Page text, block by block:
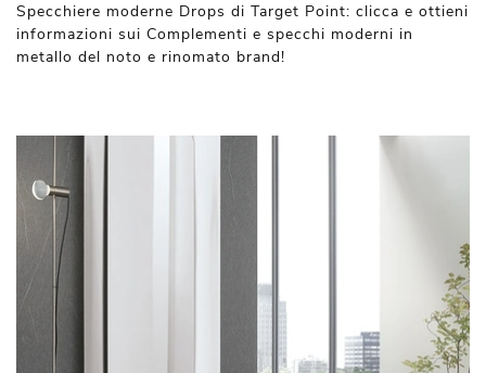
Specchiere moderne Drops di Target Point: clicca e ottieni
informazioni sui Complementi e specchi moderni in
metallo del noto e rinomato brand!